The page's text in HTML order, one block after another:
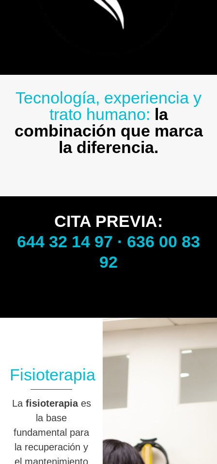
Tecnología, experiencia y
trato humano: la
combinación que marca
la diferencia.
CITA PREVIA:
644 32 14 97 · 636 00 83
92
Fisioterapia
La fisioterapiaes
la base
fundamental para
la recuperación y
el mantenimiento